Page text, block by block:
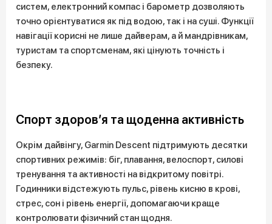
систем, електронний компас і барометр дозволяють
точно орієнтуватися як під водою, так і на суші. Функції
навігації корисні не лише дайверам, а й мандрівникам,
туристам та спортсменам, які цінують точність і
безпеку.
Спорт здоров’я та щоденна активність
Окрім дайвінгу, Garmin Descent підтримують десятки
спортивних режимів: біг, плавання, велоспорт, силові
тренування та активності на відкритому повітрі.
Годинники відстежують пульс, рівень кисню в крові,
стрес, сон і рівень енергії, допомагаючи краще
контролювати фізичний стан щодня.